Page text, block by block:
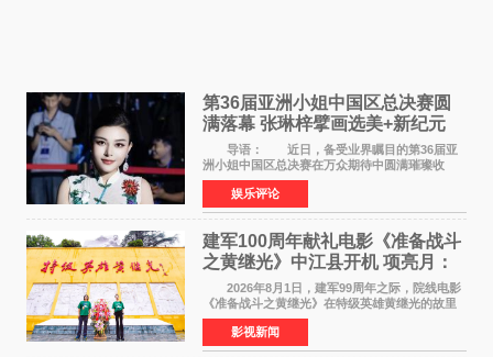
第36届亚洲小姐中国区总决赛圆
满落幕 张琳梓擘画选美+新纪元
导语： 近日，备受业界瞩目的第36届亚
洲小姐中国区总决赛在万众期待中圆满璀璨收
官。整场盛典汇聚万千芳华，不仅完成了新一届
美丽代言人的加冕选拔，更在行业发展层面带来
颠覆性突破。活动
娱乐评论
建军100周年献礼电影《准备战斗
之黄继光》中江县开机 项亮月：
以光影为笔，书写英雄赞歌
2026年8月1日，建军99周年之际，院线电影
《准备战斗之黄继光》在特级英雄黄继光的故里
——四川省德阳市中江县黄继光出生地正式开
机。本片出品人、总制片人项亮月主持开机仪
式，&zwnj;特级英雄
影视新闻